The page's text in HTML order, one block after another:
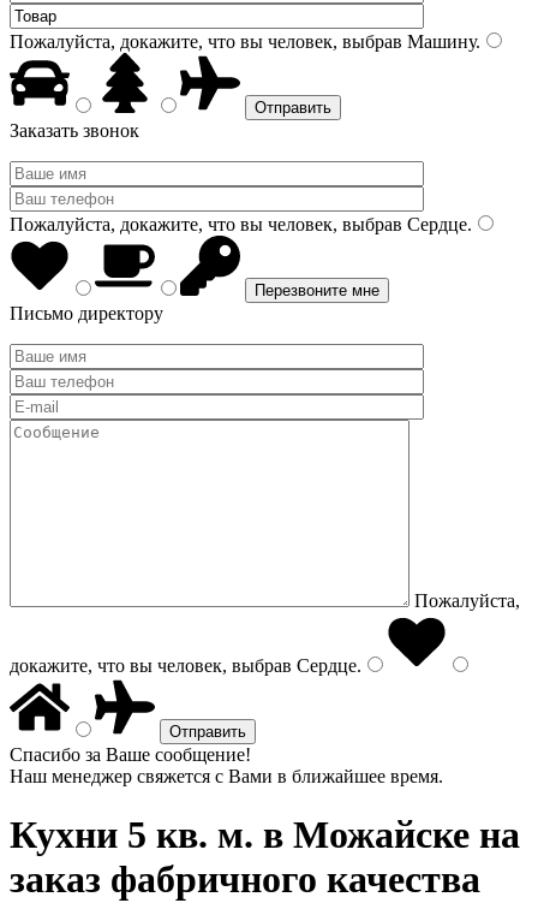
Пожалуйста, докажите, что вы человек, выбрав Машину.
Заказать звонок
Пожалуйста, докажите, что вы человек, выбрав Сердце.
Письмо директору
Пожалуйста,
докажите, что вы человек, выбрав Сердце.
Спасибо за Ваше сообщение!
Наш менеджер свяжется с Вами в ближайшее время.
Кухни 5 кв. м. в Можайске на
заказ фабричного качества